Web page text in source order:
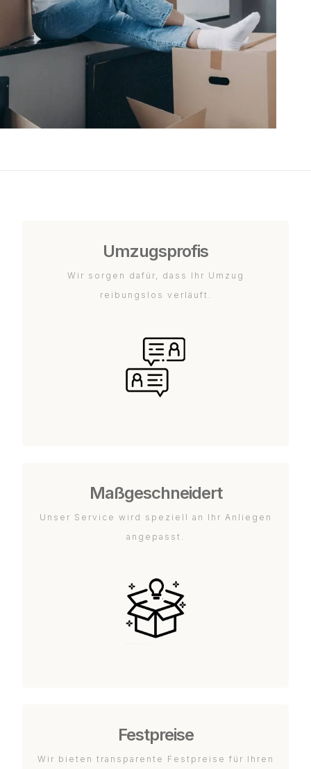
Umzugsprofis
Wir sorgen dafür, dass Ihr Umzug
reibungslos verläuft.
Maßgeschneidert
Unser Service wird speziell an Ihr Anliegen
angepasst.
Festpreise
Wir bieten transparente Festpreise für Ihren